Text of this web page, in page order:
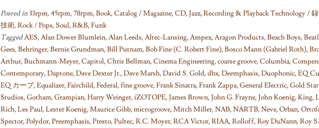
Posted in33rpm,45rpm,78rpm,Book,Catalog / Magazine,CD,Jazz,Recording & Playback Technology /
技術,Rock / Pops,Soul, R&B, Funk
TaggedAES,Alan Dower Blumlein,Alan Leeds,Altec-Lansing,Ampex,Aragon Products,Beach Boys,
Gees,Behringer,Bernie Grundman,Bill Putnam,Bob Fine (C. Robert Fine),Bosco Mann (Gabriel Roth),
Arthur,Buchmann-Meyer,Capitol,Chris Bellman,Cinema Engineering,coarse groove,Columbia,
Contemporary,Daptone,Dave Dexter Jr.,Dave Marsh,David S. Gold,dbx,Deemphasis,Duophonic,EQ
EQ カーブ,Equalizer,Fairchild,Federal,fine groove,Frank Sinatra,Frank Zappa,General Electric,Gold Star
Studios,Gotham,Grampian,Harry Weinger,iZOTOPE,James Brown,John G. Frayne,John Koenig,King,
Rich,Les Paul,Lester Koenig,Maurice Gibb,microgroove,Mitch Miller,NAB,NARTB,Neve,Orban,
Spector,Polydor,Preemphasis,Presto,Pultec,R.C. Moyer,RCA Victor,RIAA,Rolloff,Roy DuNann,Roy